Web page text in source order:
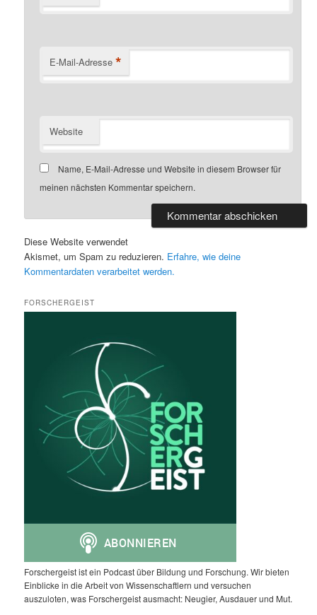
E-Mail-Adresse *
Website
Name, E-Mail-Adresse und Website in diesem Browser für
meinen nächsten Kommentar speichern.
Diese Website verwendet
Akismet, um Spam zu reduzieren. Erfahre, wie deine
Kommentardaten verarbeitet werden.
FORSCHERGEIST
Forschergeist ist ein Podcast über Bildung und Forschung. Wir bieten
Einblicke in die Arbeit von Wissenschaftlern und versuchen
auszuloten, was Forschergeist ausmacht: Neugier, Ausdauer und Mut.